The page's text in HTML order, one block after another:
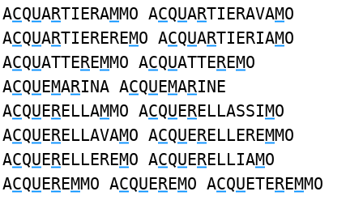
ACQUARTIERAMMO ACQUARTIERAVAMO
ACQUARTIEREREMO ACQUARTIERIAMO
ACQUATTEREMMO ACQUATTEREMO
ACQUEMARINA ACQUEMARINE
ACQUERELLAMMO ACQUERELLASSIMO
ACQUERELLAVAMO ACQUERELLEREMMO
ACQUERELLEREMO ACQUERELLIAMO
ACQUEREMMO ACQUEREMO ACQUETEREMMO